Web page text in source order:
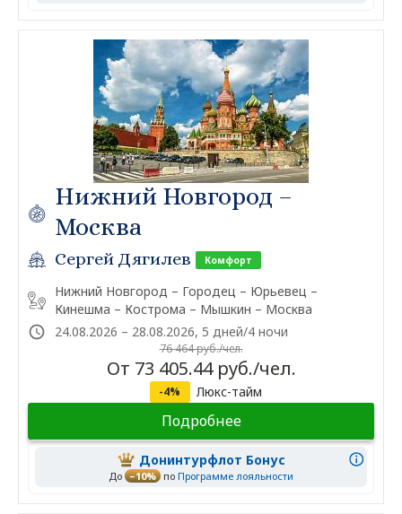
Нижний Новгород –
Москва
Сергей Дягилев Комфорт
Нижний Новгород – Городец – Юрьевец –
Кинешма – Кострома – Мышкин – Москва
24.08.2026 – 28.08.2026, 5 дней/4 ночи
76 464 руб./чел.
От 73 405.44 руб./чел.
-4% Люкс-тайм
Подробнее
Донинтурфлот Бонус
До –10% по Программе лояльности